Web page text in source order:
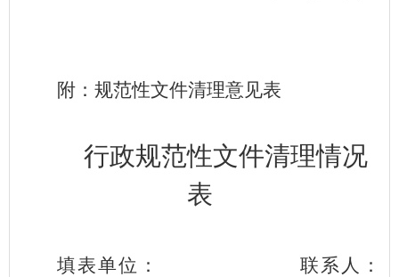
附：规范性文件清理意见表
行政规范性文件清理情况
表
填表单位：
联系人：